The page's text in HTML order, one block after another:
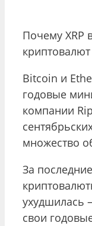
Почему XRP
криптовалют
Bitcoin и
годовые
компании
множество
За
ухудшилась
свои